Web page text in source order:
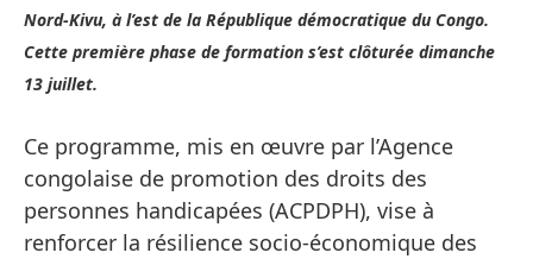
Nord-Kivu, à l’est de la République démocratique du Congo.
Cette première phase de formation s’est clôturée dimanche
13 juillet.
Ce programme, mis en œuvre par l’Agence
congolaise de promotion des droits des
personnes handicapées (ACPDPH), vise à
renforcer la résilience socio-économique des